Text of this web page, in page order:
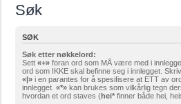
Søk
SØK
Søk etter nøkkelord:
Sett «+» foran ord som MÅ være med i
ord som IKKE skal befinne seg i innlegget.
«|» i en parantes for å spesifisere at ETT av
innlegget. «*» kan brukes som vilkårlig tegn
hvordan et ord staves (hei* finner både hei,